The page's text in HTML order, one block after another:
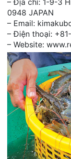
0948 JAPAN
– Email:
– Điện thoại:
– Website: